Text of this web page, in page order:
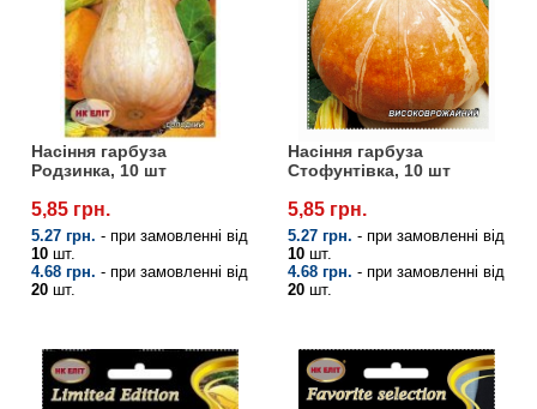
Насіння гарбуза
Родзинка, 10 шт
5,85 грн.
5.27 грн. - при замовленні від
10 шт.
4.68 грн. - при замовленні від
20 шт.
Насіння гарбуза
Стофунтівка, 10 шт
5,85 грн.
5.27 грн. - при замовленні від
10 шт.
4.68 грн. - при замовленні від
20 шт.